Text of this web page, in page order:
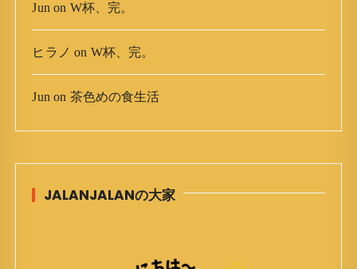
Jun on W杯、完。
ヒラノ on W杯、完。
Jun on 茶色めの食生活
JALANJALANの大家